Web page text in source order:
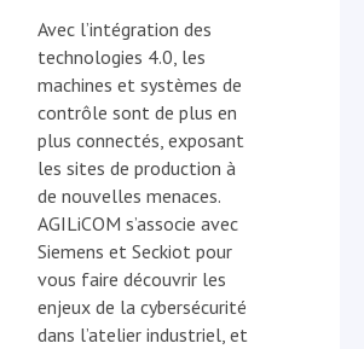
Avec l’intégration des
technologies 4.0, les
machines et systèmes de
contrôle sont de plus en
plus connectés, exposant
les sites de production à
de nouvelles menaces.
AGILiCOM s’associe avec
Siemens et Seckiot pour
vous faire découvrir les
enjeux de la cybersécurité
dans l’atelier industriel, et